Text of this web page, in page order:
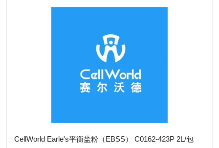
CellWorld Earle's平衡盐粉（EBSS） C0162-423P 2L/包